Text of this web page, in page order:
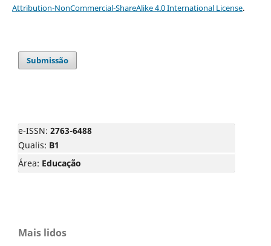
Attribution-NonCommercial-ShareAlike 4.0 International License.
Submissão
e-ISSN: 2763-6488
Qualis: B1
Área: Educação
Mais lidos